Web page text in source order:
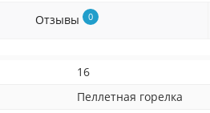
Отзывы 0
16
Пеллетная горелка